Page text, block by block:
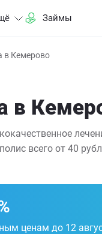
Займы
в Кемерово
в
всего от 40
ценам до 12